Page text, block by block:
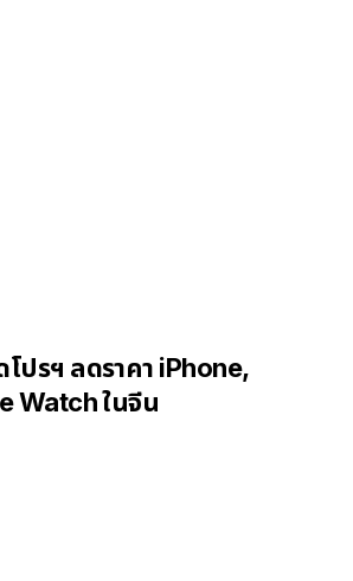
ปรฯ ลดราคา iPhone,
Watch ในจีน